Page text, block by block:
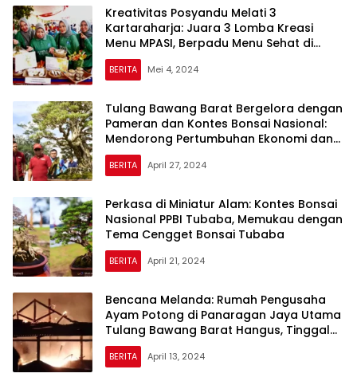
Kreativitas Posyandu Melati 3
Kartaraharja: Juara 3 Lomba Kreasi
Menu MPASI, Berpadu Menu Sehat di
Tulang Bawang Barat
BERITA Mei 4, 2024
Tulang Bawang Barat Bergelora dengan
Pameran dan Kontes Bonsai Nasional:
Mendorong Pertumbuhan Ekonomi dan
Memperkenalkan Kecantikan Alam
BERITA April 27, 2024
Perkasa di Miniatur Alam: Kontes Bonsai
Nasional PPBI Tubaba, Memukau dengan
Tema Cengget Bonsai Tubaba
BERITA April 21, 2024
Bencana Melanda: Rumah Pengusaha
Ayam Potong di Panaragan Jaya Utama
Tulang Bawang Barat Hangus, Tinggal
Hanya Kenangan Terpatri dalam
Serpihan
BERITA April 13, 2024